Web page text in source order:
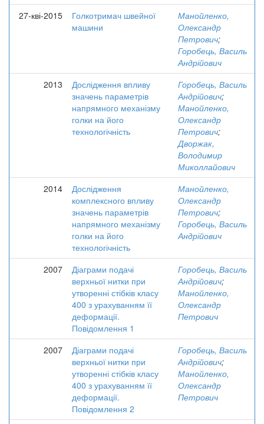
27-кві-2015
Голкотримач швейної
машини
Манойленко,
Олександр
Петрович;
Горобець, Василь
Андрійович
2013
Дослідження впливу
значень параметрів
напрямного механізму
голки на його
технологічність
Горобець, Василь
Андрійович;
Манойленко,
Олександр
Петрович;
Дворжак,
Володимир
Миколлайович
2014
Дослідження
комплексного впливу
значень параметрів
напрямного механізму
голки на його
технологічність
Манойленко,
Олександр
Петрович;
Горобець, Василь
Андрійович
2007
Діаграми подачі
верхньої нитки при
утворенні стібків класу
400 з урахуванням її
деформації.
Повідомлення 1
Горобець, Василь
Андрійович;
Манойленко,
Олександр
Петрович
2007
Діаграми подачі
верхньої нитки при
утворенні стібків класу
400 з урахуванням її
деформації.
Повідомлення 2
Горобець, Василь
Андрійович;
Манойленко,
Олександр
Петрович